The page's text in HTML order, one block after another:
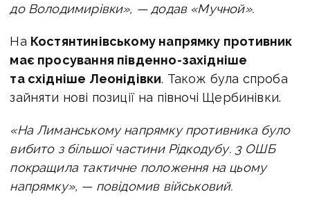
до Володимирівки», — додав «Мучной».
На Костянтинівському напрямку противник
має просування південно-західніше
та східніше Леонідівки. Також була спроба
зайняти нові позиції на півночі Щербинівки.
«На Лиманському напрямку противника було
вибито з більшої частини Рідкодубу. 3 ОШБ
покращила тактичне положення на цьому
напрямку», — повідомив військовий.